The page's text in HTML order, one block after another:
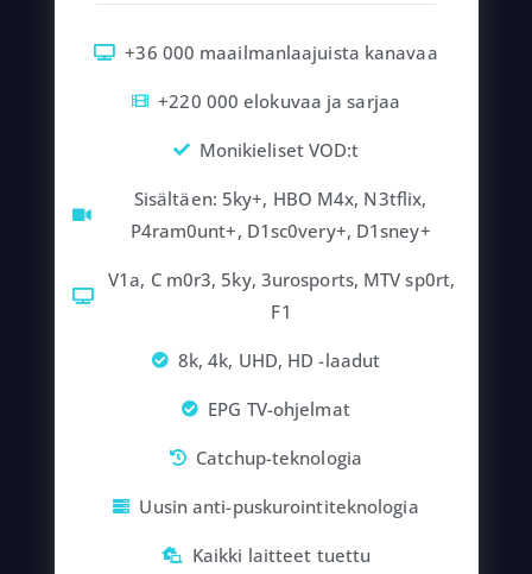
+36 000 maailmanlaajuista kanavaa
+220 000 elokuvaa ja sarjaa
Monikieliset VOD:t
Sisältäen: 5ky+, HBO M4x, N3tflix,
P4ram0unt+, D1sc0very+, D1sney+
V1a, C m0r3, 5ky, 3urosports, MTV sp0rt,
F1
8k, 4k, UHD, HD -laadut
EPG TV-ohjelmat
Catchup-teknologia
Uusin anti-puskurointiteknologia
Kaikki laitteet tuettu